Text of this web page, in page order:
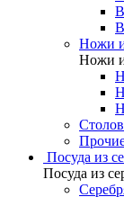
Ножи
Ножи
Посуда из
Посуда из